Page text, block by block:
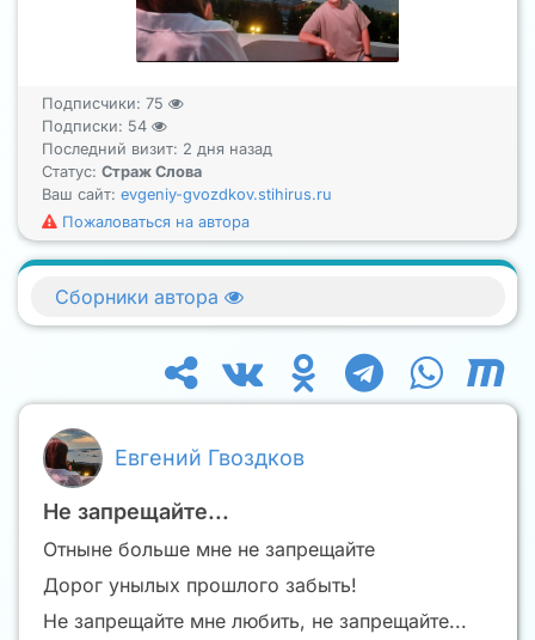
Подписчики: 75
Подписки: 54
Последний визит: 2 дня назад
Статус: Страж Слова
Ваш сайт: evgeniy-gvozdkov.stihirus.ru
Пожаловаться на автора
Евгений Гвоздков
Не запрещайте...
Отныне больше мне не запрещайте
Дорог унылых прошлого забыть!
Не запрещайте мне любить, не запрещайте...
Сборники автора